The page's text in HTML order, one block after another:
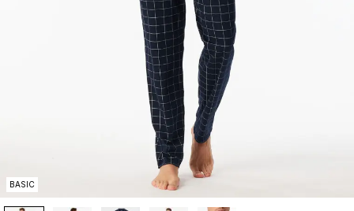
BASIC